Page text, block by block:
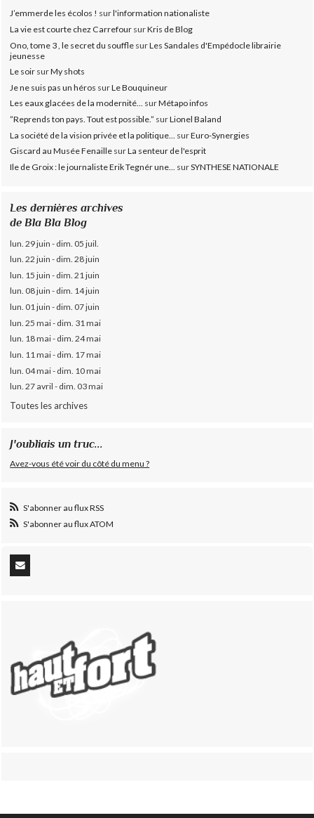
J’emmerde les écolos ! surl'information nationaliste
La vie est courte chez Carrefour surKris de Blog
Ono, tome 3 , le secret du souffle surLes Sandales d'Empédocle librairie
jeunesse
Le soir surMy shots
Je ne suis pas un héros surLe Bouquineur
Les eaux glacées de la modernité... surMétapo infos
”Reprends ton pays. Tout est possible.” surLionel Baland
La société de la vision privée et la politique...
surEuro-Synergies
Giscard au Musée Fenaille surLa senteur de l'esprit
Ile de Groix : le journaliste Erik Tegnér une...
surSYNTHESE NATIONALE
Les dernières archives
de Bla Bla Blog
lun. 29 juin - dim. 05 juil.
lun. 22 juin - dim. 28 juin
lun. 15 juin - dim. 21 juin
lun. 08 juin - dim. 14 juin
lun. 01 juin - dim. 07 juin
lun. 25 mai - dim. 31 mai
lun. 18 mai - dim. 24 mai
lun. 11 mai - dim. 17 mai
lun. 04 mai - dim. 10 mai
lun. 27 avril - dim. 03 mai
Toutes les archives
J'oubliais un truc...
Avez-vous été voir du côté du menu ?
S'abonner au flux RSS
S'abonner au flux ATOM